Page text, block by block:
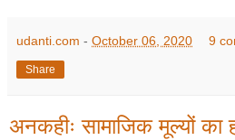
udanti.com - October 06, 2020 9
Share
अनकहीः सामाजिक मूल्यों का